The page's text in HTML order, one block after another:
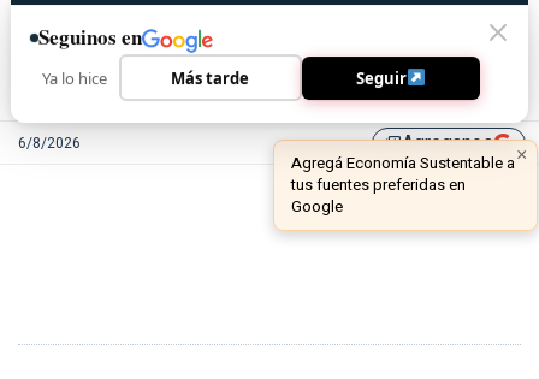
6/8/2026 library_addAgreganos
Seguinos en
Ya lo hice Más tarde Seguir